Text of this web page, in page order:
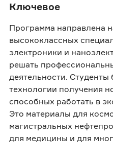
Ключевое
Программа направлена
высококлассных
электроники и
решать
деятельности. Студенты
технологии получения
способных работать в
Это материалы для
магистральных
для медицины и для